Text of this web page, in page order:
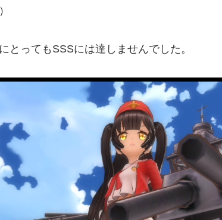
とってもSSSには達しませんでした。